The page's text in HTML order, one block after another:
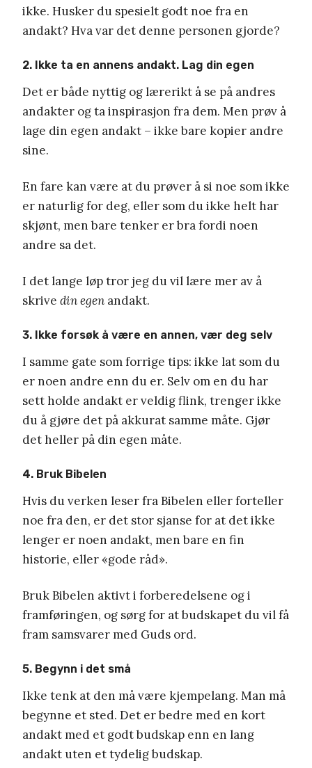
ikke. Husker du spesielt godt noe fra en
andakt? Hva var det denne personen gjorde?
2. Ikke ta en annens andakt. Lag din egen
Det er både nyttig og lærerikt å se på andres
andakter og ta inspirasjon fra dem. Men prøv å
lage din egen andakt – ikke bare kopier andre
sine.
En fare kan være at du prøver å si noe som ikke
er naturlig for deg, eller som du ikke helt har
skjønt, men bare tenker er bra fordi noen
andre sa det.
I det lange løp tror jeg du vil lære mer av å
skrive din egen andakt.
3. Ikke forsøk å være en annen, vær deg selv
I samme gate som forrige tips: ikke lat som du
er noen andre enn du er. Selv om en du har
sett holde andakt er veldig flink, trenger ikke
du å gjøre det på akkurat samme måte. Gjør
det heller på din egen måte.
4. Bruk Bibelen
Hvis du verken leser fra Bibelen eller forteller
noe fra den, er det stor sjanse for at det ikke
lenger er noen andakt, men bare en fin
historie, eller «gode råd».
Bruk Bibelen aktivt i forberedelsene og i
framføringen, og sørg for at budskapet du vil få
fram samsvarer med Guds ord.
5. Begynn i det små
Ikke tenk at den må være kjempelang. Man må
begynne et sted. Det er bedre med en kort
andakt med et godt budskap enn en lang
andakt uten et tydelig budskap.